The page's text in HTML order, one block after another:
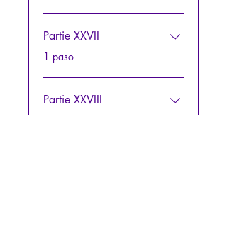
Partie XXVII
.1 paso
Partie XXVIII